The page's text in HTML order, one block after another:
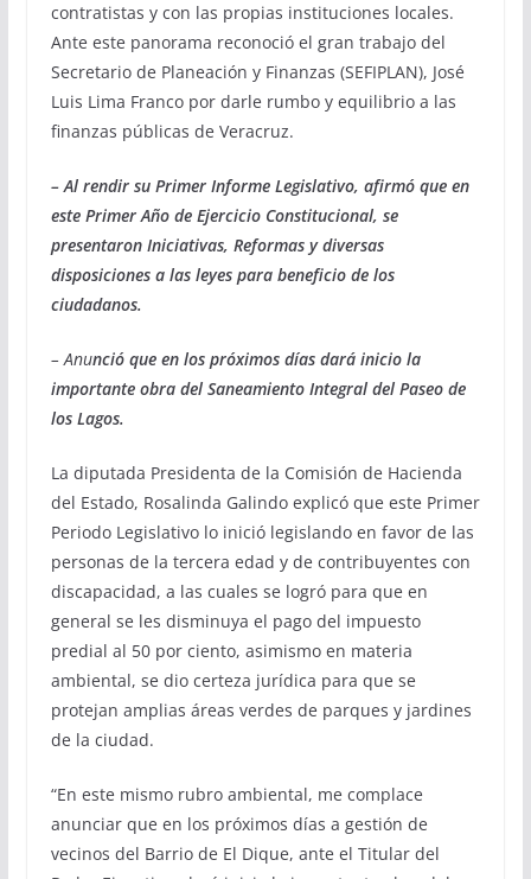
contratistas y con las propias instituciones locales.
Ante este panorama reconoció el gran trabajo del
Secretario de Planeación y Finanzas (SEFIPLAN), José
Luis Lima Franco por darle rumbo y equilibrio a las
finanzas públicas de Veracruz.
– Al rendir su Primer Informe Legislativo, afirmó que en
este Primer Año de Ejercicio Constitucional, se
presentaron Iniciativas, Reformas y diversas
disposiciones a las leyes para beneficio de los
ciudadanos.
– Anunció que en los próximos días dará inicio la
importante obra del Saneamiento Integral del Paseo de
los Lagos.
La diputada Presidenta de la Comisión de Hacienda
del Estado, Rosalinda Galindo explicó que este Primer
Periodo Legislativo lo inició legislando en favor de las
personas de la tercera edad y de contribuyentes con
discapacidad, a las cuales se logró para que en
general se les disminuya el pago del impuesto
predial al 50 por ciento, asimismo en materia
ambiental, se dio certeza jurídica para que se
protejan amplias áreas verdes de parques y jardines
de la ciudad.
“En este mismo rubro ambiental, me complace
anunciar que en los próximos días a gestión de
vecinos del Barrio de El Dique, ante el Titular del